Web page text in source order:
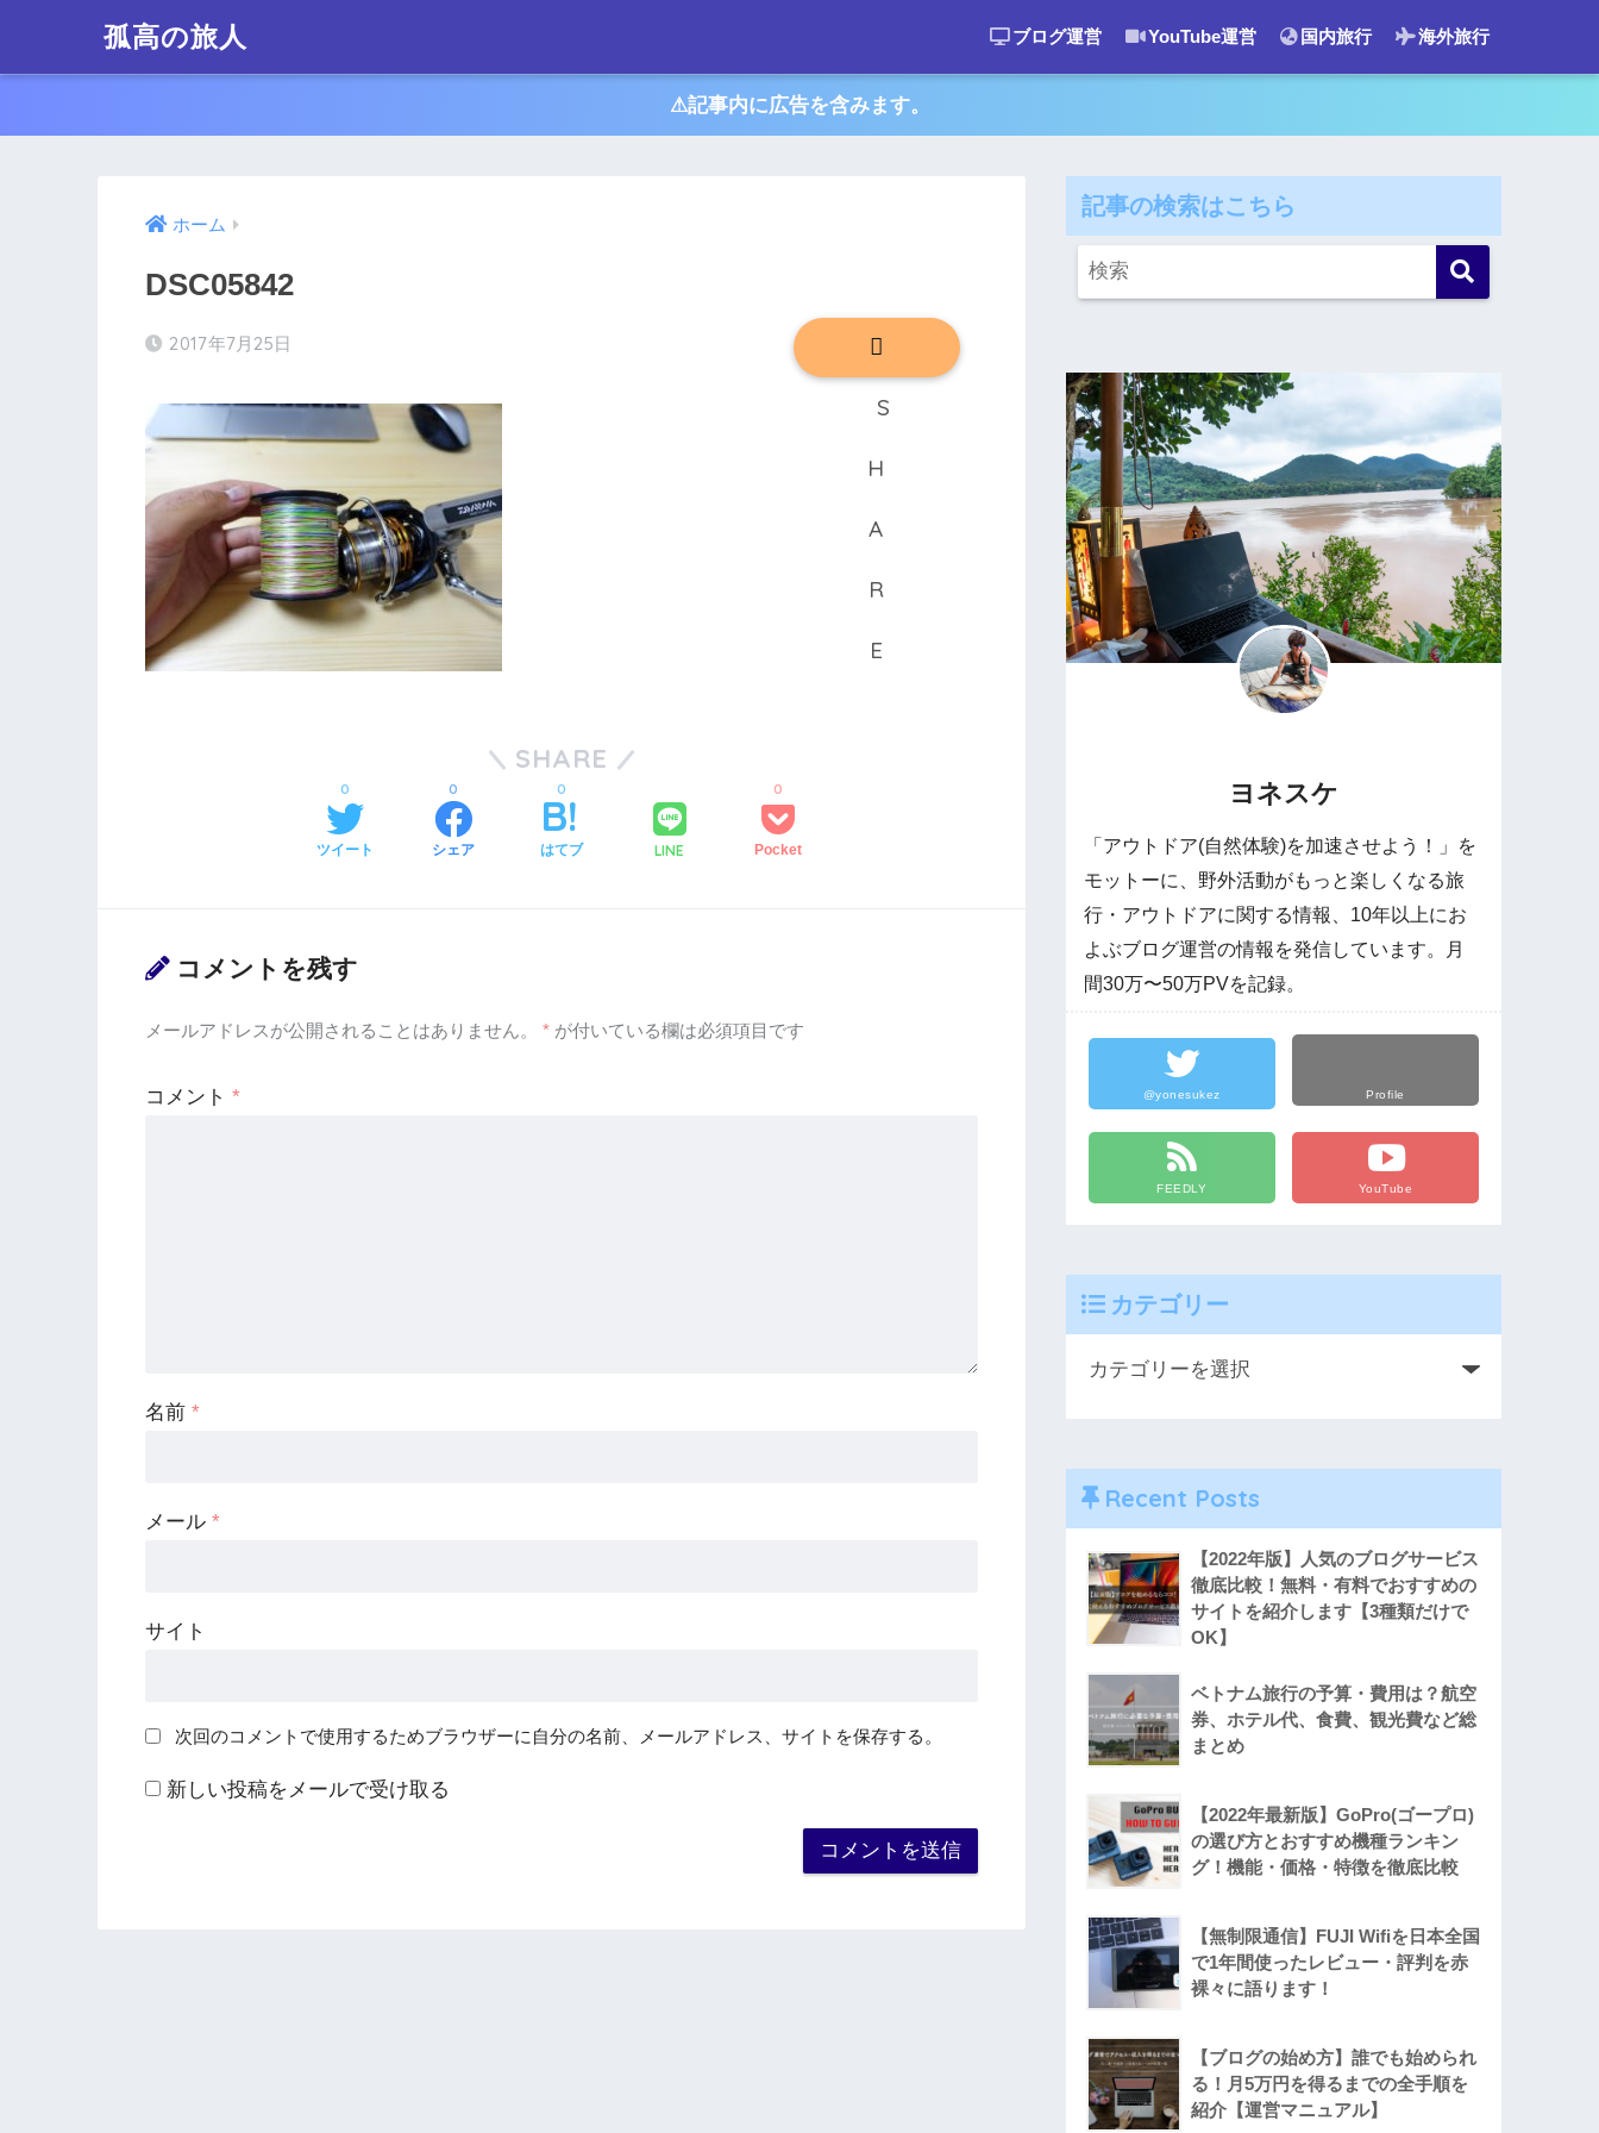
孤高の旅人 ブログ運営 YouTube運営 国内旅行 海外旅行
⚠︎記事内に広告を含みます。
ホーム
DSC05842
2017年7月25日
SHARE
ツイート
0
シェア
0
はてブ
0
LINE Pocket
0
コメントを残す
メールアドレスが公開されることはありません。 * が付いている欄は必須項目です
コメント *
名前 *
メール *
サイト
次回のコメントで使用するためブラウザーに自分の名前、メールアドレス、サイトを保存する。
新しい投稿をメールで受け取る
記事の検索はこちら
ヨネスケ
「アウトドア(自然体験)を加速させよう！」を
モットーに、野外活動がもっと楽しくなる旅
行・アウトドアに関する情報、10年以上にお
よぶブログ運営の情報を発信しています。月
間30万〜50万PVを記録。
@yonesukez Profile
FEEDLY YouTube
カテゴリー
Recent Posts
【2022年版】人気のブログサービス
徹底比較！無料・有料でおすすめの
サイトを紹介します【3種類だけで
OK】
ベトナム旅行の予算・費用は？航空
券、ホテル代、食費、観光費など総
まとめ
【2022年最新版】GoPro(ゴープロ)
の選び方とおすすめ機種ランキン
グ！機能・価格・特徴を徹底比較
【無制限通信】FUJI Wifiを日本全国
で1年間使ったレビュー・評判を赤
裸々に語ります！
【ブログの始め方】誰でも始められ
る！月5万円を得るまでの全手順を
紹介【運営マニュアル】